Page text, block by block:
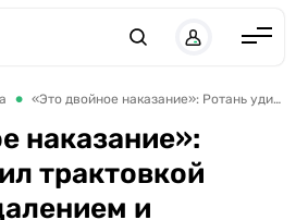
«Это двойное наказание»: Ротань удивил трактовкой эпизода с удалением и пенальти в матче Украина – Марокко
наказание»:
трактовкой
и